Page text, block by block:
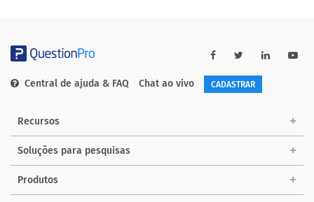
Central de ajuda & FAQ Chat ao vivo CADASTRAR
Recursos
Soluções para pesquisas
Produtos